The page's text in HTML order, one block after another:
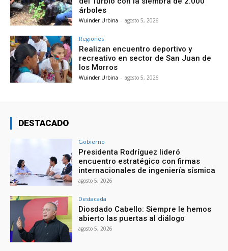
árboles
Wuinder Urbina - agosto 5, 2026
Regiones
Realizan encuentro deportivo y
recreativo en sector de San Juan de
los Morros
Wuinder Urbina - agosto 5, 2026
DESTACADO
Gobierno
Presidenta Rodríguez lideró
encuentro estratégico con firmas
internacionales de ingeniería sísmica
agosto 5, 2026
Destacada
Diosdado Cabello: Siempre le hemos
abierto las puertas al diálogo
agosto 5, 2026